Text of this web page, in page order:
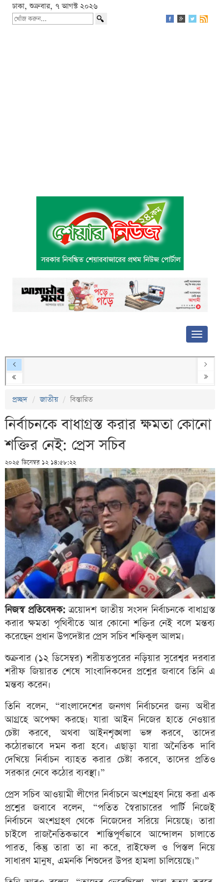
ঢাকা, শুক্রবার, ৭ আগস্ট ২০২৬
প্রচ্ছদ জাতীয় বিস্তারিত
নির্বাচনকে বাধাগ্রস্ত করার ক্ষমতা কোনো
শক্তির নেই: প্রেস সচিব
২০২৫ ডিসেম্বর ১২ ১৪:৫৮:২২
নিজস্ব প্রতিবেদক: ত্রয়োদশ জাতীয় সংসদ নির্বাচনকে বাধাগ্রস্ত
করার ক্ষমতা পৃথিবীতে আর কোনো শক্তির নেই বলে মন্তব্য
করেছেন প্রধান উপদেষ্টার প্রেস সচিব শফিকুল আলম।
শুক্রবার (১২ ডিসেম্বর) শরীয়তপুরের নড়িয়ার সুরেশ্বর দরবার
শরীফ জিয়ারত শেষে সাংবাদিকদের প্রশ্নের জবাবে তিনি এ
মন্তব্য করেন।
তিনি বলেন, “বাংলাদেশের জনগণ নির্বাচনের জন্য অধীর
আগ্রহে অপেক্ষা করছে। যারা আইন নিজের হাতে নেওয়ার
চেষ্টা করবে, অথবা আইনশৃঙ্খলা ভঙ্গ করবে, তাদের
কঠোরভাবে দমন করা হবে। এছাড়া যারা অনৈতিক দাবি
দেখিয়ে নির্বাচন ব্যাহত করার চেষ্টা করবে, তাদের প্রতিও
সরকার নেবে কঠোর ব্যবস্থা।”
প্রেস সচিব আওয়ামী লীগের নির্বাচনে অংশগ্রহণ নিয়ে করা এক
প্রশ্নের জবাবে বলেন, “পতিত স্বৈরাচারের পার্টি নিজেই
নির্বাচনে অংশগ্রহণ থেকে নিজেদের সরিয়ে নিয়েছে। তারা
চাইলে রাজনৈতিকভাবে শান্তিপূর্ণভাবে আন্দোলন চালাতে
পারত, কিন্তু তারা তা না করে, রাইফেল ও পিস্তল নিয়ে
সাধারণ মানুষ, এমনকি শিশুদের উপর হামলা চালিয়েছে।”